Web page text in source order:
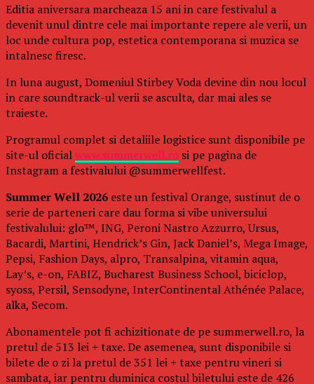
Editia aniversara marcheaza 15 ani in care festivalul a
devenit unul dintre cele mai importante repere ale verii, un
loc unde cultura pop, estetica contemporana si muzica se
intalnesc firesc.
In luna august, Domeniul Stirbey Voda devine din nou locul
in care soundtrack-ul verii se asculta, dar mai ales se
traieste.
Programul complet si detaliile logistice sunt disponibile pe
site-ul oficialwww.summerwell.ro si pe pagina de
Instagram a festivalului @summerwellfest.
Summer Well 2026 este un festival Orange, sustinut de o
serie de parteneri care dau forma si vibe universului
festivalului: glo™, ING, Peroni Nastro Azzurro, Ursus,
Bacardi, Martini, Hendrick’s Gin, Jack Daniel’s, Mega Image,
Pepsi, Fashion Days, alpro, Transalpina, vitamin aqua,
Lay’s, e-on, FABIZ, Bucharest Business School, biciclop,
syoss, Persil, Sensodyne, InterContinental Athénée Palace,
alka, Secom.
Abonamentele pot fi achizitionate de pe summerwell.ro, la
pretul de 513 lei + taxe. De asemenea, sunt disponibile si
bilete de o zi la pretul de 351 lei + taxe pentru vineri si
sambata, iar pentru duminica costul biletului este de 426